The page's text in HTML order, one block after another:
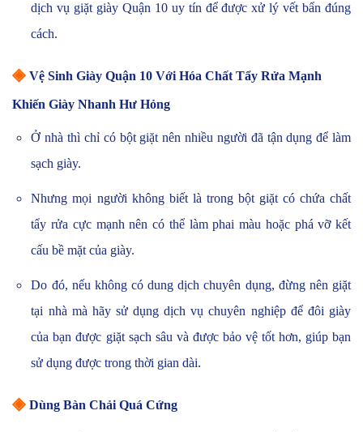
dịch vụ giặt giày Quận 10 uy tín để được xử lý vết bẩn đúng
cách.
◈ Vệ Sinh Giày Quận 10 Với Hóa Chất Tẩy Rửa Mạnh
Khiến Giày Nhanh Hư Hỏng
Ở nhà thì chỉ có bột giặt nên nhiều người đã tận dụng để làm
sạch giày.
Nhưng mọi người không biết là trong bột giặt có chứa chất
tẩy rửa cực mạnh nên có thể làm phai màu hoặc phá vỡ kết
cấu bề mặt của giày.
Do đó, nếu không có dung dịch chuyên dụng, đừng nên giặt
tại nhà mà hãy sử dụng dịch vụ chuyên nghiệp để đôi giày
của bạn được giặt sạch sâu và được bảo vệ tốt hơn, giúp bạn
sử dụng được trong thời gian dài.
◈ Dùng Bàn Chải Quá Cứng